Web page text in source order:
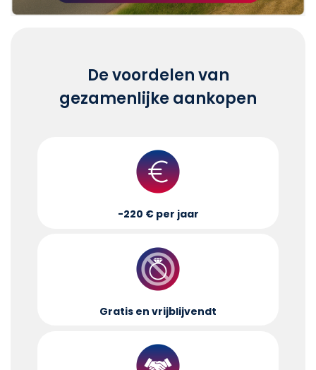
De voordelen van
gezamenlijke aankopen
-220 € per jaar
Gratis en vrijblijvendt